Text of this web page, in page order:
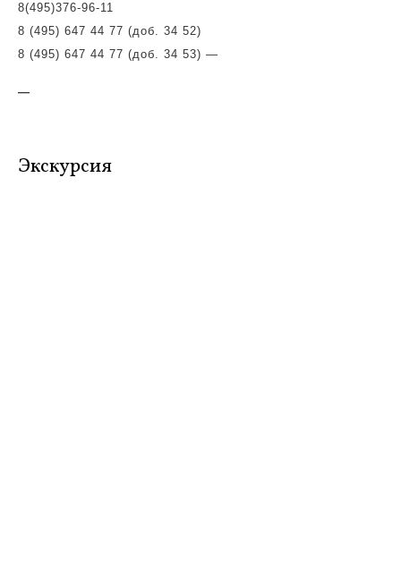
8(495)376-96-11
8 (495) 647 44 77 (доб. 34 52)
8 (495) 647 44 77 (доб. 34 53) —
—
Экскурсия